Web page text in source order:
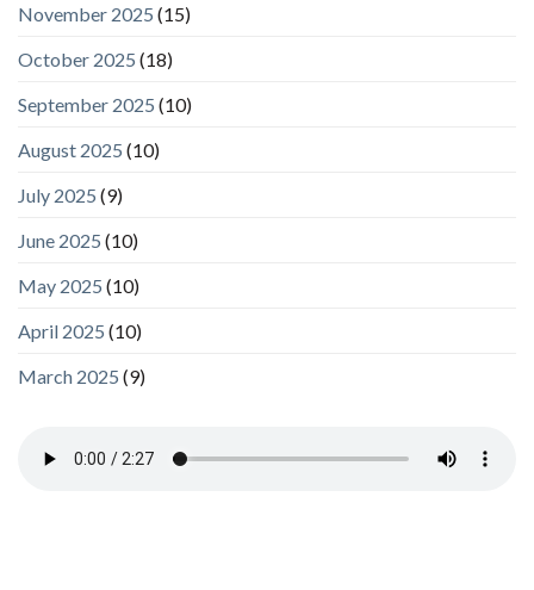
November 2025 (15)
October 2025 (18)
September 2025 (10)
August 2025 (10)
July 2025 (9)
June 2025 (10)
May 2025 (10)
April 2025 (10)
March 2025 (9)